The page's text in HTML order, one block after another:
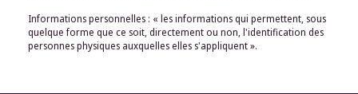
Informations personnelles : « les informations qui permettent, sous
quelque forme que ce soit, directement ou non, l'identification des
personnes physiques auxquelles elles s'appliquent ».